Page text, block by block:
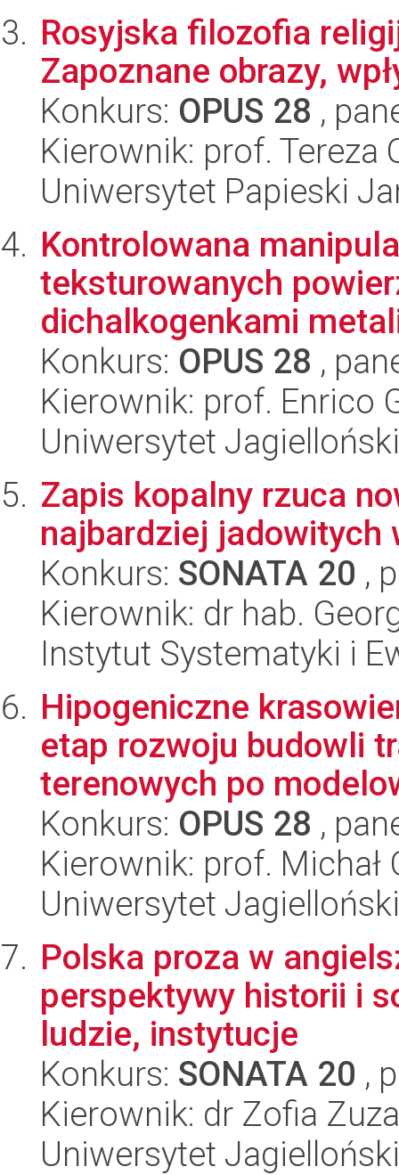
Rosyjska filozofia
Zapoznane obrazy,
Konkurs: OPUS 28 ,
Kierownik: prof. Tereza
Uniwersytet Papieski
Kontrolowana
teksturowanych
dichalkogenkami
Konkurs: OPUS 28 ,
Kierownik: prof. Enrico
Uniwersytet Jagielloński
Zapis kopalny rzuca
najbardziej jadowitych
Konkurs: SONATA 20 ,
Kierownik: dr hab.
Instytut Systematyki i
Hipogeniczne
etap rozwoju budowli
terenowych po
Konkurs: OPUS 28 ,
Kierownik: prof. Michał
Uniwersytet Jagielloński
Polska proza w
perspektywy historii i
ludzie, instytucje
Konkurs: SONATA 20 ,
Kierownik: dr Zofia
Uniwersytet Jagielloński